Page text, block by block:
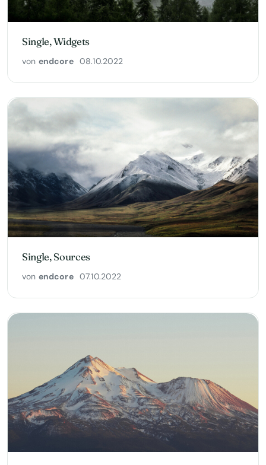
Single, Widgets
von endcore 08.10.2022
Single, Sources
von endcore 07.10.2022